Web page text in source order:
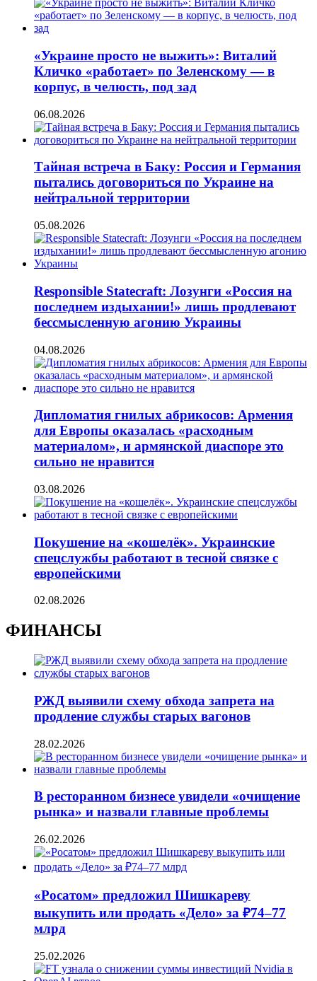
«Украине просто не выжить»: Виталий
Кличко «работает» по Зеленскому — в
корпус, в челюсть, под зад
06.08.2026
Тайная встреча в Баку: Россия и Германия
пытались договориться по Украине на
нейтральной территории
05.08.2026
Responsible Statecraft: Лозунги «Россия на
последнем издыхании!» лишь продлевают
бессмысленную агонию Украины
04.08.2026
Дипломатия гнилых абрикосов: Армения
для Европы оказалась «расходным
материалом», и армянской диаспоре это
сильно не нравится
03.08.2026
Покушение на «кошелёк». Украинские
спецслужбы работают в тесной связке с
европейскими
02.08.2026
ФИНАНСЫ
РЖД выявили схему обхода запрета на
продление службы старых вагонов
28.02.2026
В ресторанном бизнесе увидели «очищение
рынка» и назвали главные проблемы
26.02.2026
«Росатом» предложил Шишкареву
выкупить или продать «Дело» за ₽74–77
млрд
25.02.2026